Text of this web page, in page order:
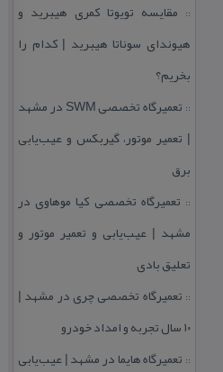
:: مقایسه تویوتا كمری هیبرید و
هیوندای سوناتا هیبرید | كدام را
بخریم؟
::
تعمیرگاه تخصصی SWM در مشهد
| تعمیر موتور، گیربكس و عیب‌یابی
برق
:: تعمیرگاه تخصصی كیا موهاوی در
مشهد | عیب‌یابی و تعمیر موتور و
تعلیق بادی
:: تعمیرگاه تخصصی چری در مشهد |
۱۰ سال تجربه و امداد خودرو
:: تعمیرگاه هایما در مشهد | عیب‌یابی